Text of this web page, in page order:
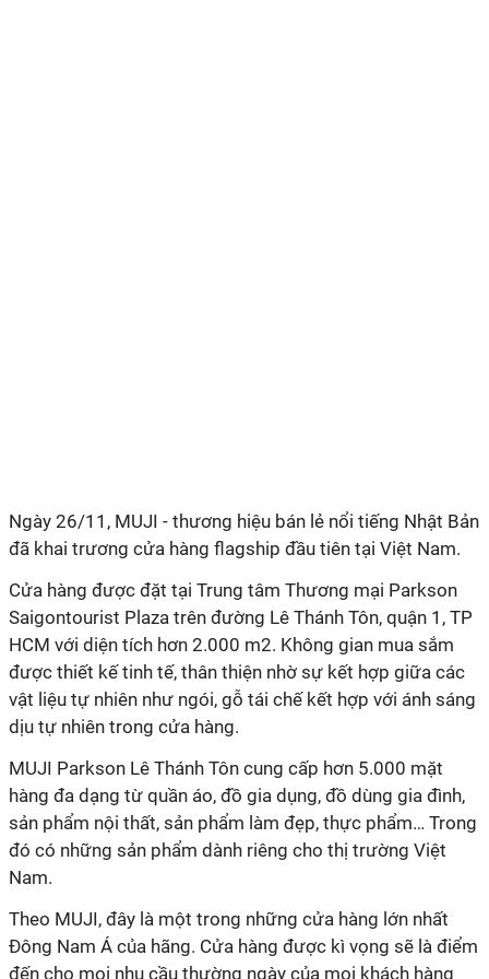
Ngày 26/11, MUJI - thương hiệu bán lẻ nổi tiếng Nhật Bản
đã khai trương cửa hàng flagship đầu tiên tại Việt Nam.
Cửa hàng được đặt tại Trung tâm Thương mại Parkson
Saigontourist Plaza trên đường Lê Thánh Tôn, quận 1, TP
HCM với diện tích hơn 2.000 m2. Không gian mua sắm
được thiết kế tinh tế, thân thiện nhờ sự kết hợp giữa các
vật liệu tự nhiên như ngói, gỗ tái chế kết hợp với ánh sáng
dịu tự nhiên trong cửa hàng.
MUJI Parkson Lê Thánh Tôn cung cấp hơn 5.000 mặt
hàng đa dạng từ quần áo, đồ gia dụng, đồ dùng gia đình,
sản phẩm nội thất, sản phẩm làm đẹp, thực phẩm… Trong
đó có những sản phẩm dành riêng cho thị trường Việt
Nam.
Theo MUJI, đây là một trong những cửa hàng lớn nhất
Đông Nam Á của hãng. Cửa hàng được kì vọng sẽ là điểm
đến cho mọi nhu cầu thường ngày của mọi khách hàng